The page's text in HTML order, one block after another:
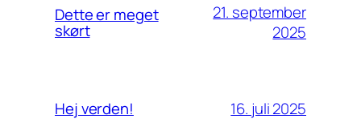
Dette er meget
skørt
21. september
2025
Hej verden! 16. juli 2025